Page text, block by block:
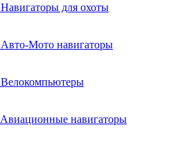
Навигаторы для охоты
Авто-Мото навигаторы
Велокомпьютеры
Авиационные навигаторы